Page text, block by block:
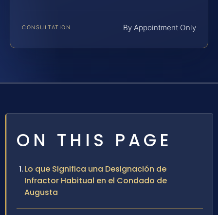
CONSULTATION By Appointment Only
ON THIS PAGE
Lo que Significa una Designación de
Infractor Habitual en el Condado de
Augusta